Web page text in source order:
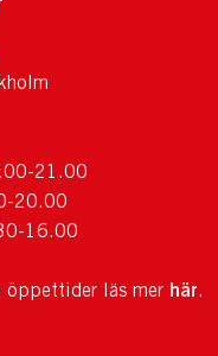
21.00
20.00
16.00
öppettider läs mer här.